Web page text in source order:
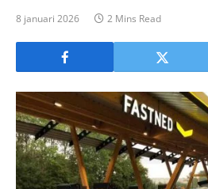
8 januari 2026 2 Mins Read